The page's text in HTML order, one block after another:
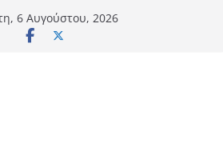
6 Αυγούστου, 2026